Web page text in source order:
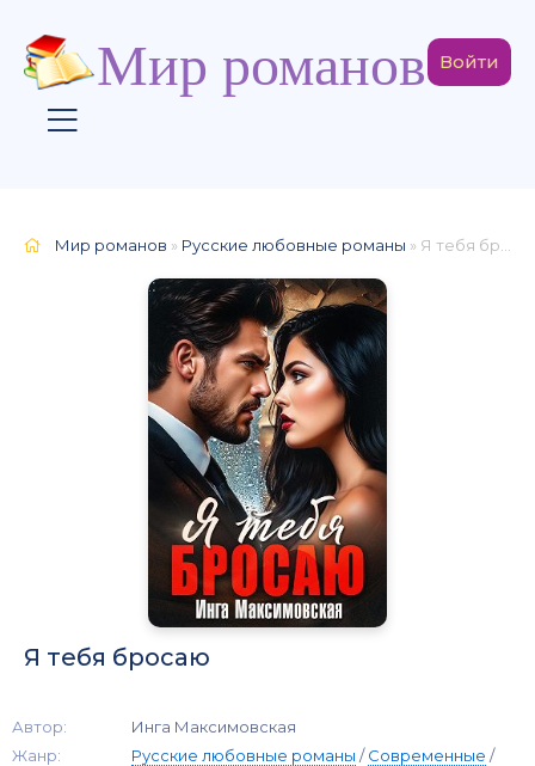
Мир романов Войти
Мир романов » Русские любовные романы » Я тебя бросаю
Я тебя бросаю
Автор:
Инга Максимовская
Жанр:
Русские любовные романы /Современные /